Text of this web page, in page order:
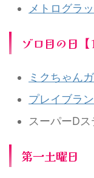
メトログラ
ゾロ目の日【
ミクちゃん
プレイブラ
スーパーD
第一土曜日